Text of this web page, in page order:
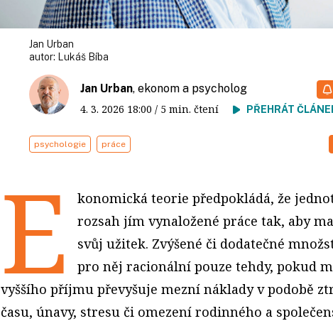
Jan Urban
autor: Lukáš Bíba
Jan Urban, ekonom a psycholog
4. 3. 2026 18:00 / 5 min. čtení PŘEHRÁT
psychologie práce
E
konomická teorie předpokládá, že
rozsah jím vynaložené práce tak, aby
svůj užitek. Zvýšené či dodatečné
pro něj racionální pouze tehdy, pokud
vyššího příjmu převyšuje mezní náklady v podobě
času, únavy, stresu či omezení rodinného a